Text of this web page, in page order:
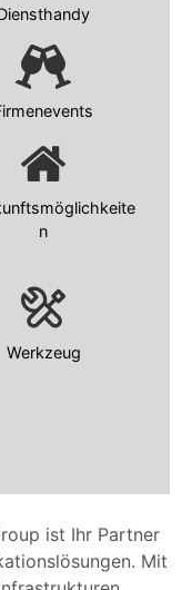
ist Ihr Partner
Mit
n
Werkzeug